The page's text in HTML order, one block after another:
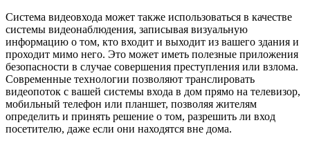
Система видеовхода может также использоваться в качестве
системы видеонаблюдения, записывая визуальную
информацию о том, кто входит и выходит из вашего здания и
проходит мимо него. Это может иметь полезные приложения
безопасности в случае совершения преступления или взлома.
Современные технологии позволяют транслировать
видеопоток с вашей системы входа в дом прямо на телевизор,
мобильный телефон или планшет, позволяя жителям
определить и принять решение о том, разрешить ли вход
посетителю, даже если они находятся вне дома.